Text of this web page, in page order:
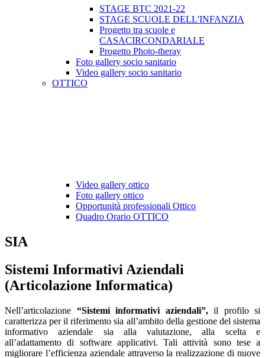
STAGE BTC 2021-22
STAGE SCUOLE DELL'INFANZIA
Progetto tra scuole e
CASACIRCONDARIALE
Progetto Photo-theray
Foto gallery socio sanitario
Video gallery socio sanitario
OTTICO
Video gallery ottico
Foto gallery ottico
Opportunità professionali Ottico
Quadro Orario OTTICO
SIA
Sistemi Informativi Aziendali
(Articolazione Informatica)
Nell’articolazione “Sistemi informativi aziendali”,il profilo si
caratterizza per il riferimento sia all’ambito della gestione del sistema
informativo aziendale sia alla valutazione, alla scelta e
all’adattamento di software applicativi. Tali attività sono tese a
migliorare l’efficienza aziendale attraverso la realizzazione di nuove